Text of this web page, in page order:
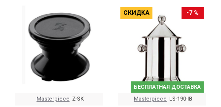
Masterpiece Z-SK
СКИДКА
БЕСПЛАТНАЯ ДОСТАВКА
-7 %
Masterpiece LS-190-IB